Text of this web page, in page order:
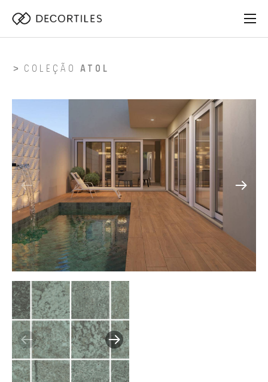
COLEÇÃO ATOL